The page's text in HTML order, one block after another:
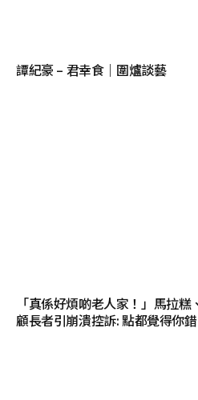
譚紀豪 – 君幸食｜圍爐談藝
「真係好煩啲老人家！」馬拉
顧長者引崩潰控訴: 點都覺得你錯